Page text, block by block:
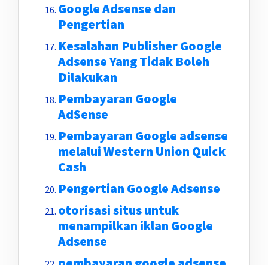
Google Adsense dan
Pengertian
Kesalahan Publisher Google
Adsense Yang Tidak Boleh
Dilakukan
Pembayaran Google
AdSense
Pembayaran Google adsense
melalui Western Union Quick
Cash
Pengertian Google Adsense
otorisasi situs untuk
menampilkan iklan Google
Adsense